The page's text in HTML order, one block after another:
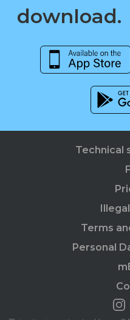
download.
Technical
Terms
Personal